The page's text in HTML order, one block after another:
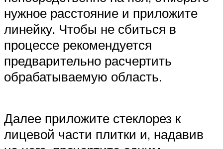
нужное расстояние и приложите
линейку. Чтобы не сбиться в
процессе рекомендуется
предварительно расчертить
обрабатываемую область.
Далее приложите стеклорез к
лицевой части плитки и, надавив